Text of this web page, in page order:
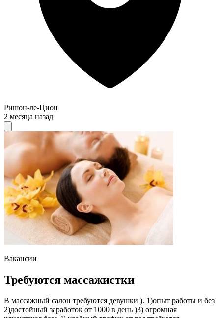
Ришон-ле-Цион
2 месяца назад
Вакансии
Требуются массажистки
В массажный салон требуются девушки ). 1)опыт работы и без
2)достойный заработок от 1000 в день )3) огромная